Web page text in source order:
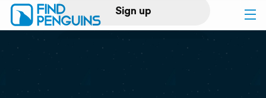
Sign up
Log in